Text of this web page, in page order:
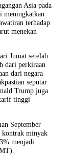
Asia pada
meningkatkan
terhadap
menekan
Jumat setelah
dari perkiraan
dari negara
seputar
Trump juga
tinggi
September
kontrak minyak
menjadi